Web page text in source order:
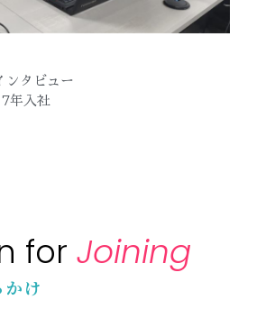
ンタビュー
年入社
for Joining
け